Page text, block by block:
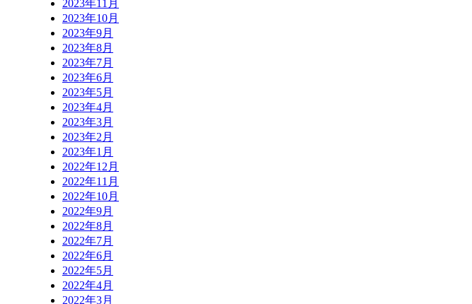
2023年11月
2023年10月
2023年9月
2023年8月
2023年7月
2023年6月
2023年5月
2023年4月
2023年3月
2023年2月
2023年1月
2022年12月
2022年11月
2022年10月
2022年9月
2022年8月
2022年7月
2022年6月
2022年5月
2022年4月
2022年3月